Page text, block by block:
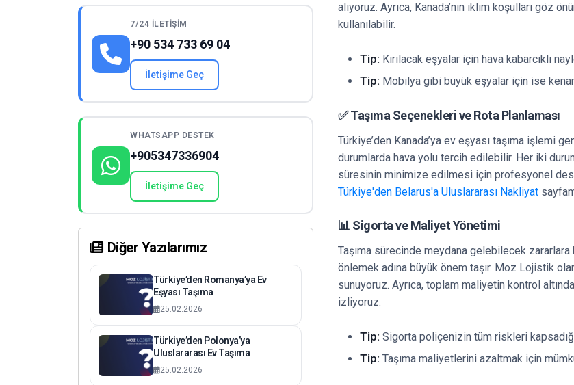
7/24 İLETIŞIM
+90 534 733 69 04
İletişime Geç
WHATSAPP DESTEK
+905347336904
İletişime Geç
Diğer Yazılarımız
Türkiye’den Romanya’ya Ev
Eşyası Taşıma
25.02.2026
Türkiye’den Polonya’ya
Uluslararası Ev Taşıma
25.02.2026
alıyoruz. Ayrıca, Kanada’nın iklim koşulları göz
kullanılabilir.
Tip: Kırılacak eşyalar için hava kabarcıklı
Tip: Mobilya gibi büyük eşyalar için ise
✅ Taşıma Seçenekleri ve Rota Planlaması
Türkiye’den Kanada’ya ev eşyası taşıma işlemi
durumlarda hava yolu tercih edilebilir. Her iki
süresinin minimize edilmesi için profesyonel
Türkiye'den Belarus'a Uluslararası Nakliyat
📊 Sigorta ve Maliyet Yönetimi
Taşıma sürecinde meydana gelebilecek zararlara
önlemek adına büyük önem taşır. Moz Lojistik
sunuyoruz. Ayrıca, toplam maliyetin kontrol
izliyoruz.
Tip: Sigorta poliçenizin tüm riskleri
Tip: Taşıma maliyetlerini azaltmak için